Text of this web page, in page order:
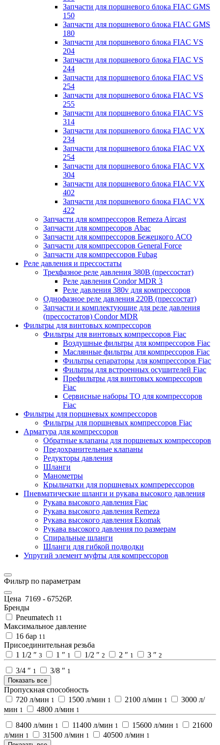
Запчасти для поршневого блока FIAC GMS
150
Запчасти для поршневого блока FIAC GMS
180
Запчасти для поршневого блока FIAC VS
204
Запчасти для поршневого блока FIAC VS
244
Запчасти для поршневого блока FIAC VS
254
Запчасти для поршневого блока FIAC VS
255
Запчасти для поршневого блока FIAC VS
314
Запчасти для поршневого блока FIAC VX
234
Запчасти для поршневого блока FIAC VX
254
Запчасти для поршневого блока FIAC VX
304
Запчасти для поршневого блока FIAC VX
402
Запчасти для поршневого блока FIAC VX
422
Запчасти для компрессоров Remeza Aircast
Запчасти для компресоров Abac
Запчасти для компрессоров Бежецкого АСО
Запчасти для компрессоров General Force
Запчасти для компрессоров Fubag
Реле давления и прессостаты
Трехфазное реле давления 380В (прессостат)
Реле давления Condor MDR 3
Реле давления 380v для компрессоров
Однофазное реле давления 220В (прессостат)
Запчасти и комплектующие для реле давления
(прессостатов) Condor MDR
Фильтры для винтовых компрессоров
Фильтры для винтовых компрессоров Fiac
Воздушные фильтры для компрессоров Fiac
Маслянные фильтры для компрессоров Fiac
Фильтры сепараторы для компрессоров Fiac
Фильтры для встроенных осушителей Fiac
Префильтры для винтовых компрессоров
Fiac
Сервисные наборы ТО для компрессоров
Fiac
Фильтры для поршневых компрессоров
Фильтры для поршневых компрессоров Fiac
Арматура для компрессоров
Обратные клапаны для поршневых компрессоров
Предохранительные клапаны
Редукторы давления
Шланги
Манометры
Крыльчатки для поршневых компререссоров
Пневматические шланги и рукава высокого давления
Рукава высокого давления Fiac
Рукава высокого давления Remeza
Рукава высокого давления Ekomak
Рукава высокого давления по размерам
Спиральные шланги
Шланги для гибкой подводки
Упругий элемент муфты для компрессоров
Фильтр по параметрам
Цена 7169 - 67526Р.
Бренды
Pneumatech 11
Максимальное давление
16 бар 11
Присоединительная резьба
1 1/2 ″ 3 1 ″ 1 1/2 ″ 2 2 ″ 1 3 ″ 2
3/4 ″ 1 3/8 ″ 1
Показать все
Пропускная способность
720 л/мин 1 1500 л/мин 1 2100 л/мин 1
3000 л/
мин 1 4800 л/мин 1
8400 л/мин 1 11400 л/мин 1 15600 л/мин 1
21600
л/мин 1 31500 л/мин 1 40500 л/мин 1